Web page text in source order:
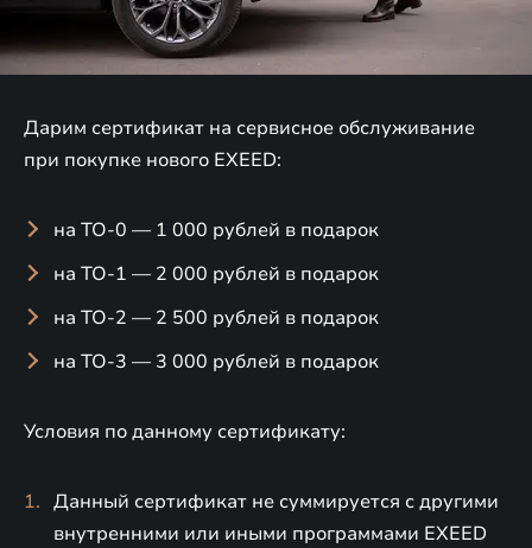
Дарим сертификат на сервисное обслуживание
при покупке нового EXEED:
на ТО-0 — 1 000 рублей в подарок
на ТО-1 — 2 000 рублей в подарок
на ТО-2 — 2 500 рублей в подарок
на ТО-3 — 3 000 рублей в подарок
Условия по данному сертификату:
Данный сертификат не суммируется с другими
внутренними или иными программами EXEED